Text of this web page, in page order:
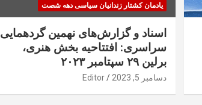
یادمان کشتار زندانیان سیاسی دهه شصت
اسناد و گزارش‌های نهمین گردهمایی
سراسری: افتتاحیه بخش هنری،
برلین ۲۹ سپتامبر ۲۰۲۳
دسامبر 5, 2023 Editor